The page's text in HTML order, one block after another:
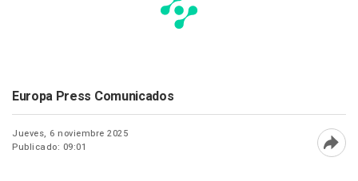
Europa Press Comunicados
Jueves, 6 noviembre 2025
Publicado: 09:01